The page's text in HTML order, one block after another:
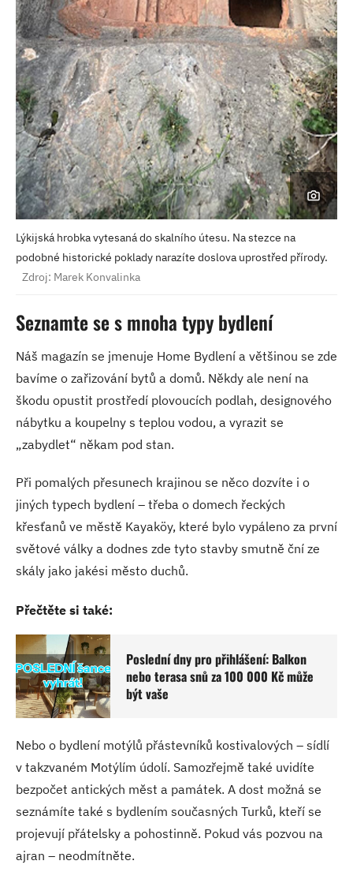
Lýkijská hrobka vytesaná do skalního útesu. Na stezce na
podobné historické poklady narazíte doslova uprostřed přírody.
Zdroj: Marek Konvalinka
Seznamte se s mnoha typy bydlení
Náš magazín se jmenuje Home Bydlení a většinou se zde
bavíme o zařizování bytů a domů. Někdy ale není na
škodu opustit prostředí plovoucích podlah, designového
nábytku a koupelny s teplou vodou, a vyrazit se
„zabydlet“ někam pod stan.
Při pomalých přesunech krajinou se něco dozvíte i o
jiných typech bydlení – třeba o domech řeckých
křesťanů ve městě Kayaköy, které bylo vypáleno za první
světové války a dodnes zde tyto stavby smutně ční ze
skály jako jakési město duchů.
Přečtěte si také:
Poslední dny pro přihlášení: Balkon
nebo terasa snů za 100 000 Kč může
být vaše
Nebo o bydlení motýlů přástevníků kostivalových – sídlí
v takzvaném Motýlím údolí. Samozřejmě také uvidíte
bezpočet antických měst a památek. A dost možná se
seznámíte také s bydlením současných Turků, kteří se
projevují přátelsky a pohostinně. Pokud vás pozvou na
ajran – neodmítněte.